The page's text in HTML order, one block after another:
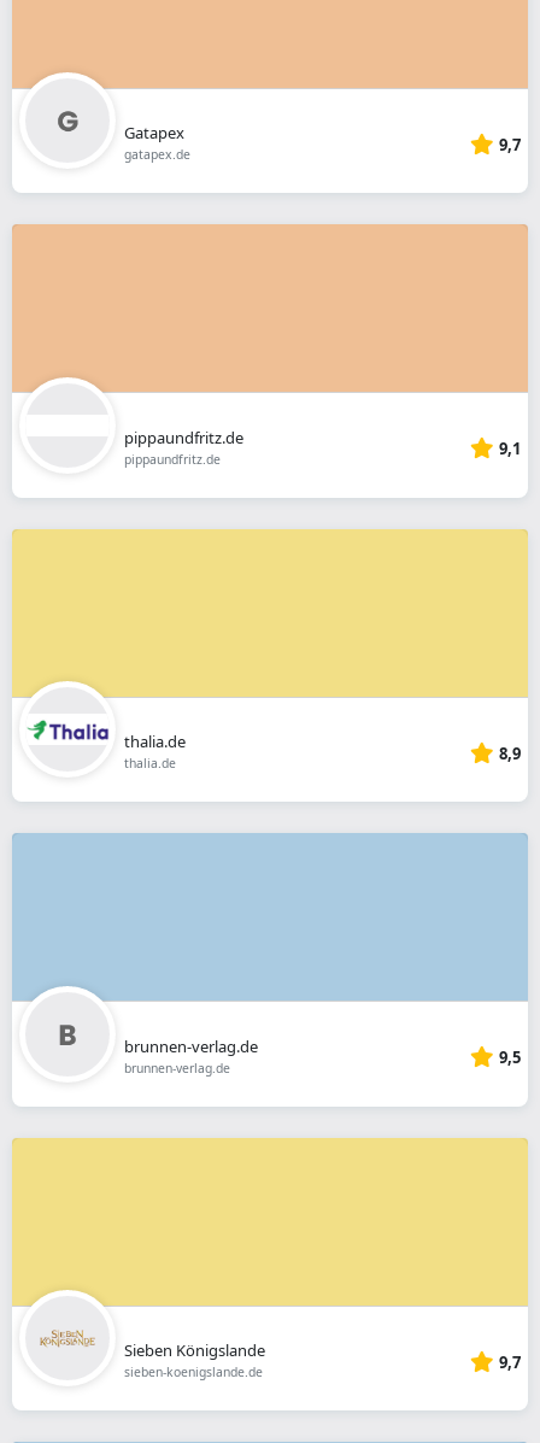
Gatapex
gatapex.de 9,7
pippaundfritz.de
pippaundfritz.de 9,1
thalia.de
thalia.de 8,9
brunnen-verlag.de
brunnen-verlag.de 9,5
Sieben Königslande
sieben-koenigslande.de 9,7